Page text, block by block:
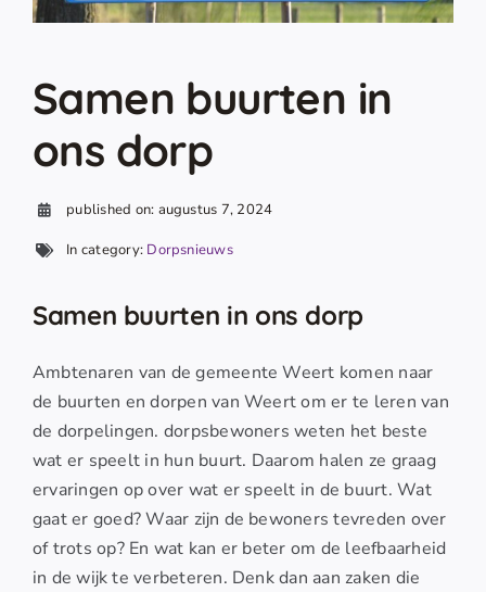
Samen buurten in
ons dorp
published on: augustus 7, 2024
In category: Dorpsnieuws
Samen buurten in ons dorp
Ambtenaren van de gemeente Weert komen naar
de buurten en dorpen van Weert om er te leren van
de dorpelingen. dorpsbewoners weten het beste
wat er speelt in hun buurt. Daarom halen ze graag
ervaringen op over wat er speelt in de buurt. Wat
gaat er goed? Waar zijn de bewoners tevreden over
of trots op? En wat kan er beter om de leefbaarheid
in de wijk te verbeteren. Denk dan aan zaken die